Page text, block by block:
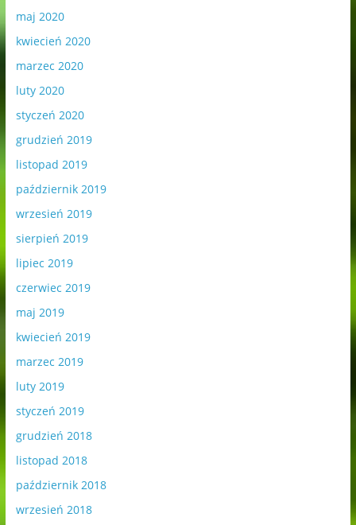
maj 2020
kwiecień 2020
marzec 2020
luty 2020
styczeń 2020
grudzień 2019
listopad 2019
październik 2019
wrzesień 2019
sierpień 2019
lipiec 2019
czerwiec 2019
maj 2019
kwiecień 2019
marzec 2019
luty 2019
styczeń 2019
grudzień 2018
listopad 2018
październik 2018
wrzesień 2018